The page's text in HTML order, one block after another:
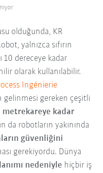
olduğunda, KR
yalnızca sıfırın
10 dereceye kadar
olarak kullanılabilir.
Ingénierie
gelinmesi gereken çeşitli
metrekareye kadar
da robotların yakınında
güvenliğini
gerekiyordu. Dünya
nedeniyle hiçbir iş